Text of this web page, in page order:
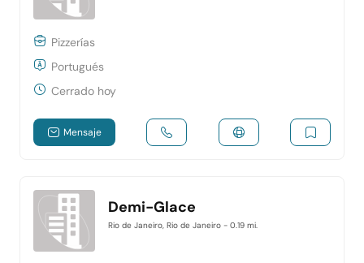
Pizzerías
Portugués
Cerrado hoy
Mensaje
Demi-Glace
Rio de Janeiro, Rio de Janeiro - 0.19 mi.